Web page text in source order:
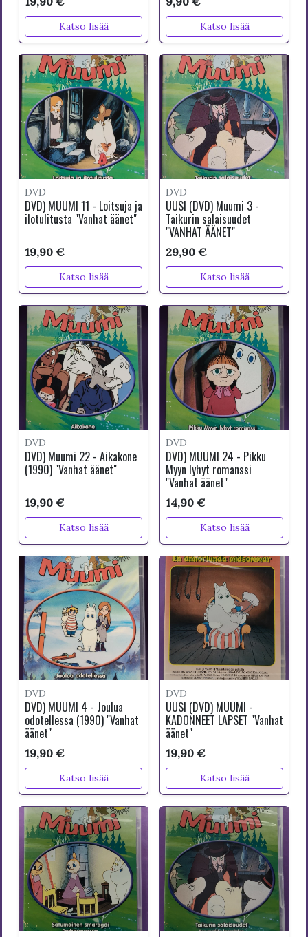
Katso lisää Katso lisää
DVD
DVD) MUUMI 11 - Loitsuja ja
ilotulitusta "Vanhat äänet"
19,90 €
Katso lisää
DVD
UUSI (DVD) Muumi 3 -
Taikurin salaisuudet
"VANHAT ÄÄNET"
29,90 €
Katso lisää
DVD
DVD) Muumi 22 - Aikakone
(1990) "Vanhat äänet"
19,90 €
Katso lisää
DVD
DVD) MUUMI 24 - Pikku
Myyn lyhyt romanssi
"Vanhat äänet"
14,90 €
Katso lisää
DVD
DVD) MUUMI 4 - Joulua
odotellessa (1990) "Vanhat
äänet"
19,90 €
Katso lisää
DVD
UUSI (DVD) MUUMI -
KADONNEET LAPSET "Vanhat
äänet"
19,90 €
Katso lisää